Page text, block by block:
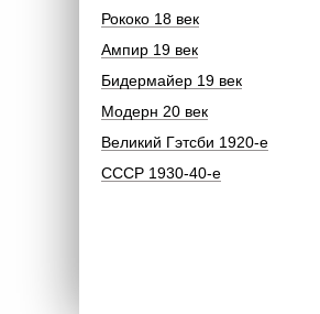
Рококо 18 век
Ампир 19 век
Бидермайер 19 век
Модерн 20 век
Великий Гэтсби 1920-е
СССР 1930-40-е